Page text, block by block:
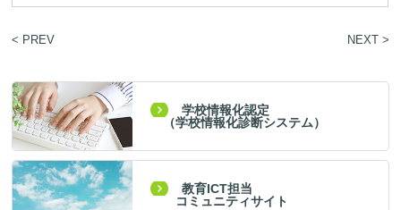
< PREV NEXT >
学校情報化認定
（学校情報化診断システム）
教育ICT担当
コミュニティサイト